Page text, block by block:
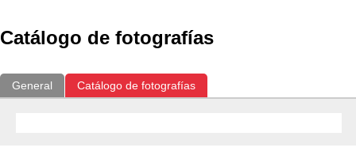
Catálogo de fotografías
General Catálogo de fotografías